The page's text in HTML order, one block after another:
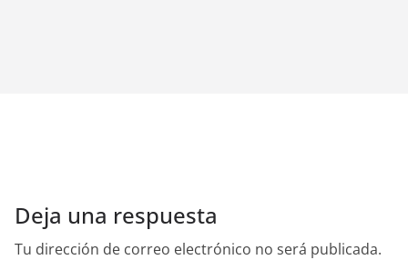
Deja una respuesta
Tu dirección de correo electrónico no será publicada.